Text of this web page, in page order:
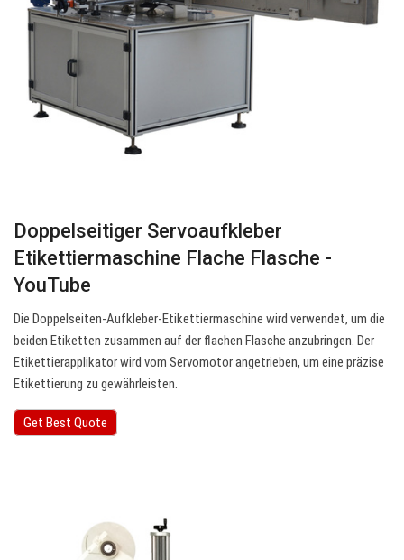
Doppelseitiger Servoaufkleber
Etikettiermaschine Flache Flasche -
YouTube
Die Doppelseiten-Aufkleber-Etikettiermaschine wird verwendet, um die
beiden Etiketten zusammen auf der flachen Flasche anzubringen. Der
Etikettierapplikator wird vom Servomotor angetrieben, um eine präzise
Etikettierung zu gewährleisten.
Get Best Quote